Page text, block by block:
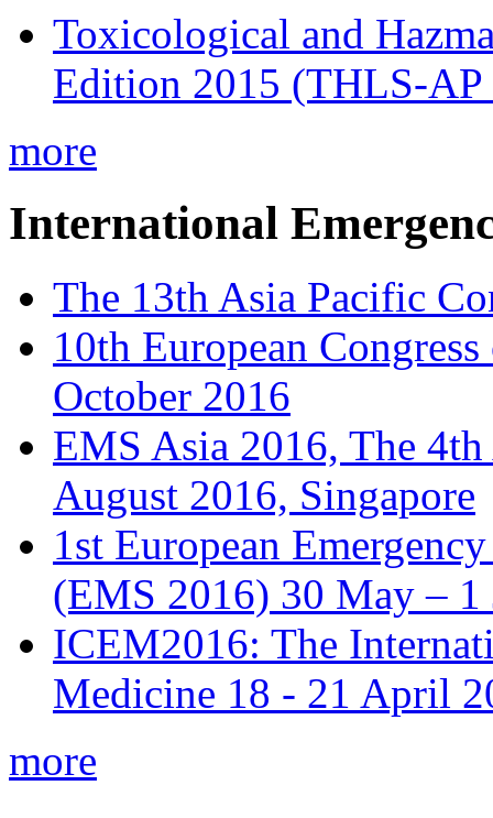
Toxicological and
Edition 2015 (THLS-AP
more
International
The 13th Asia Pacific
10th European
October 2016
EMS Asia 2016, The
August 2016, Singapore
1st European
(EMS 2016) 30 May – 1
ICEM2016: The
Medicine 18 - 21 April
more